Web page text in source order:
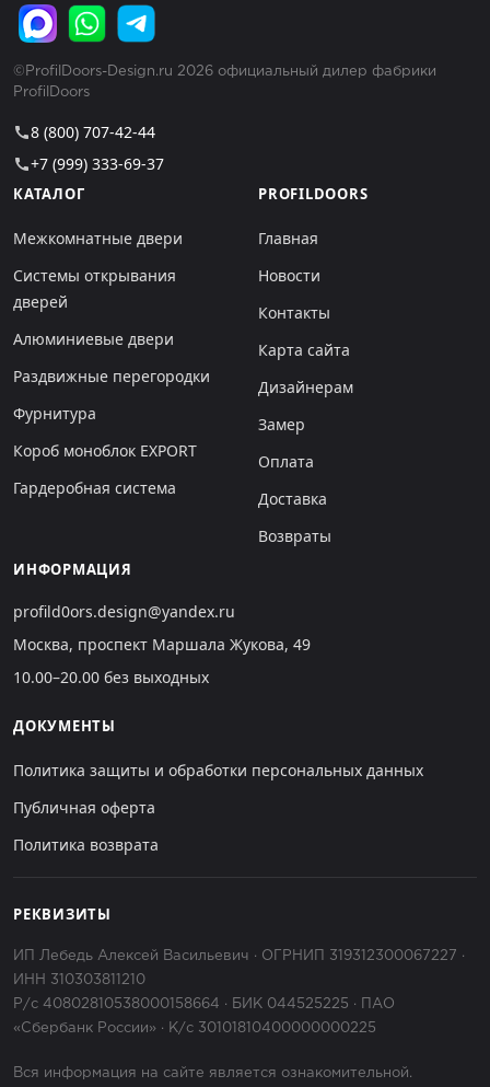
©ProfilDoors-Design.ru 2026 официальный дилер фабрики
ProfilDoors
call8 (800) 707-42-44
call+7 (999) 333-69-37
КАТАЛОГ
Межкомнатные двери
Системы открывания
дверей
Алюминиевые двери
Раздвижные перегородки
Фурнитура
Короб моноблок EXPORT
Гардеробная система
PROFILDOORS
Главная
Новости
Контакты
Карта сайта
Дизайнерам
Замер
Оплата
Доставка
Возвраты
ИНФОРМАЦИЯ
profild0ors.design@yandex.ru
Москва, проспект Маршала Жукова, 49
10.00–20.00 без выходных
ДОКУМЕНТЫ
Политика защиты и обработки персональных данных
Публичная оферта
Политика возврата
РЕКВИЗИТЫ
ИП Лебедь Алексей Васильевич · ОГРНИП 319312300067227 ·
ИНН 310303811210
Р/с 40802810538000158664 · БИК 044525225 · ПАО
«Сбербанк России» · К/с 30101810400000000225
Вся информация на сайте является ознакомительной.